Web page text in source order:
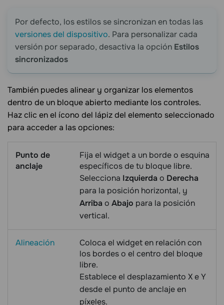
Por defecto, los estilos se sincronizan en todas las
versiones del dispositivo. Para personalizar cada
versión por separado, desactiva la opción Estilos
sincronizados
También puedes alinear y organizar los elementos
dentro de un bloque abierto mediante los controles.
Haz clic en el ícono del lápiz del elemento seleccionado
para acceder a las opciones:
Punto de
anclaje
Fija el widget a un borde o esquina
específicos de tu bloque libre.
Selecciona Izquierda o Derecha
para la posición horizontal, y
Arriba o Abajo para la posición
vertical.
Alineación
Coloca el widget en relación con
los bordes o el centro del bloque
libre.
Establece el desplazamiento X e Y
desde el punto de anclaje en
píxeles.